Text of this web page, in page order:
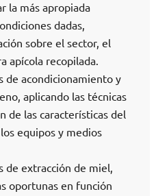
la más apropiada
dadas,
sobre el sector, el
apícola recopilada.
de acondicionamiento y
aplicando las técnicas
de las características del
equipos y medios
de extracción de miel,
oportunas en función